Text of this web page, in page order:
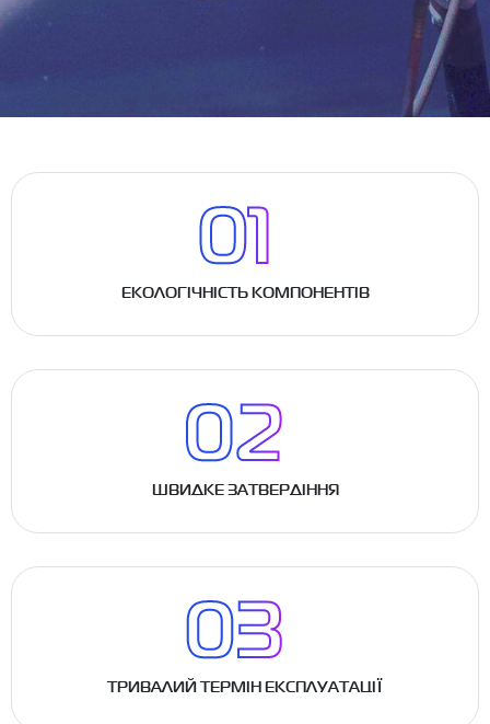
ЕКОЛОГІЧНІСТЬ КОМПОНЕНТІВ
ШВИДКЕ ЗАТВЕРДІННЯ
ТРИВАЛИЙ ТЕРМІН ЕКСПЛУАТАЦІЇ